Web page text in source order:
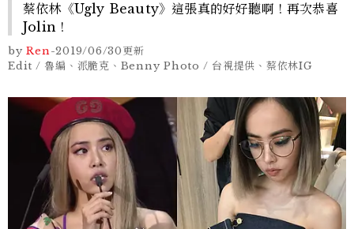
蔡依林《Ugly Beauty》這張真的好好聽啊！再次恭喜
Jolin！
by Ren-2019/06/30更新
Edit / 魯編、派脆克、Benny Photo / 台視提供、蔡依林IG